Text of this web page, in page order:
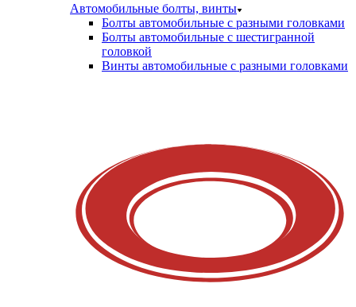
Автомобильные болты, винты
Болты автомобильные с разными головками
Болты автомобильные с шестигранной
головкой
Винты автомобильные с разными головками